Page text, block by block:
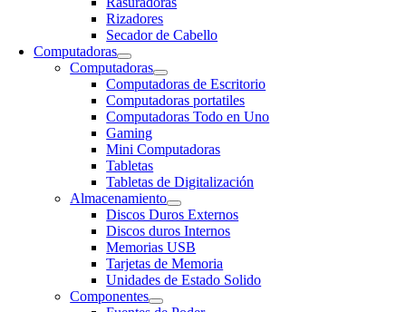
Rizadores
Secador de Cabello
Computadoras
Computadoras
Computadoras de Escritorio
Computadoras portatiles
Computadoras Todo en Uno
Gaming
Mini Computadoras
Tabletas
Tabletas de Digitalización
Almacenamiento
Discos Duros Externos
Discos duros Internos
Memorias USB
Tarjetas de Memoria
Unidades de Estado Solido
Componentes